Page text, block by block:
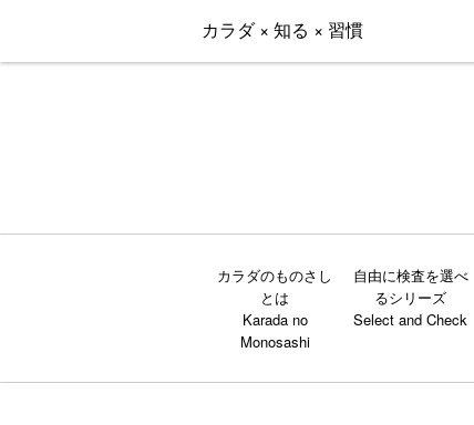
カラダ × 知る × 習慣
カラダのものさし
とは
自由に検査を選べ
るシリーズ